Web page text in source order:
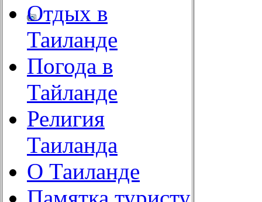
Отдых в
Таиланде
Погода в
Тайланде
Религия
Таиланда
О Таиланде